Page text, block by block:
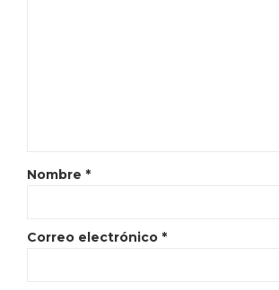
Nombre *
Correo electrónico *